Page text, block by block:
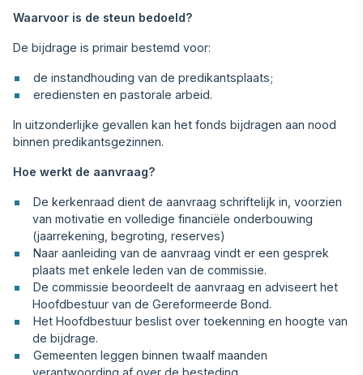
Waarvoor is de steun bedoeld?
De bijdrage is primair bestemd voor:
de instandhouding van de predikantsplaats;
erediensten en pastorale arbeid.
In uitzonderlijke gevallen kan het fonds bijdragen aan nood
binnen predikantsgezinnen.
Hoe werkt de aanvraag?
De kerkenraad dient de aanvraag schriftelijk in, voorzien
van motivatie en volledige financiële onderbouwing
(jaarrekening, begroting, reserves)
Naar aanleiding van de aanvraag vindt er een gesprek
plaats met enkele leden van de commissie.
De commissie beoordeelt de aanvraag en adviseert het
Hoofdbestuur van de Gereformeerde Bond.
Het Hoofdbestuur beslist over toekenning en hoogte van
de bijdrage.
Gemeenten leggen binnen twaalf maanden
verantwoording af over de besteding.